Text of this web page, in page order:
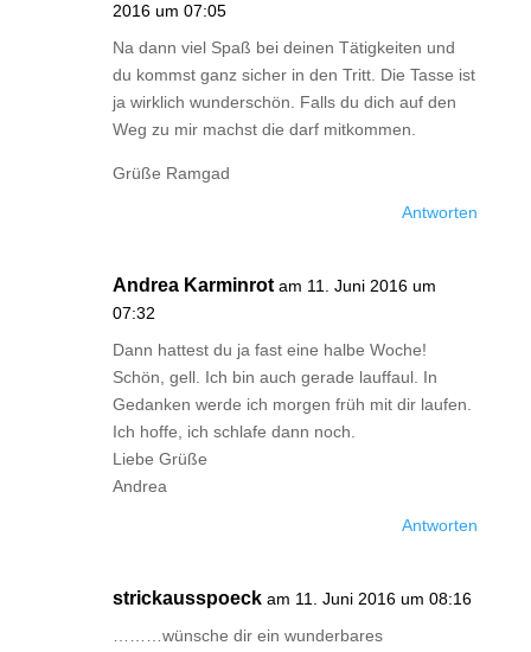
2016 um 07:05
Na dann viel Spaß bei deinen Tätigkeiten und
du kommst ganz sicher in den Tritt. Die Tasse ist
ja wirklich wunderschön. Falls du dich auf den
Weg zu mir machst die darf mitkommen.
Grüße Ramgad
Antworten
Andrea Karminrot am 11. Juni 2016 um
07:32
Dann hattest du ja fast eine halbe Woche!
Schön, gell. Ich bin auch gerade lauffaul. In
Gedanken werde ich morgen früh mit dir laufen.
Ich hoffe, ich schlafe dann noch.
Liebe Grüße
Andrea
Antworten
strickausspoeck am 11. Juni 2016 um 08:16
………wünsche dir ein wunderbares